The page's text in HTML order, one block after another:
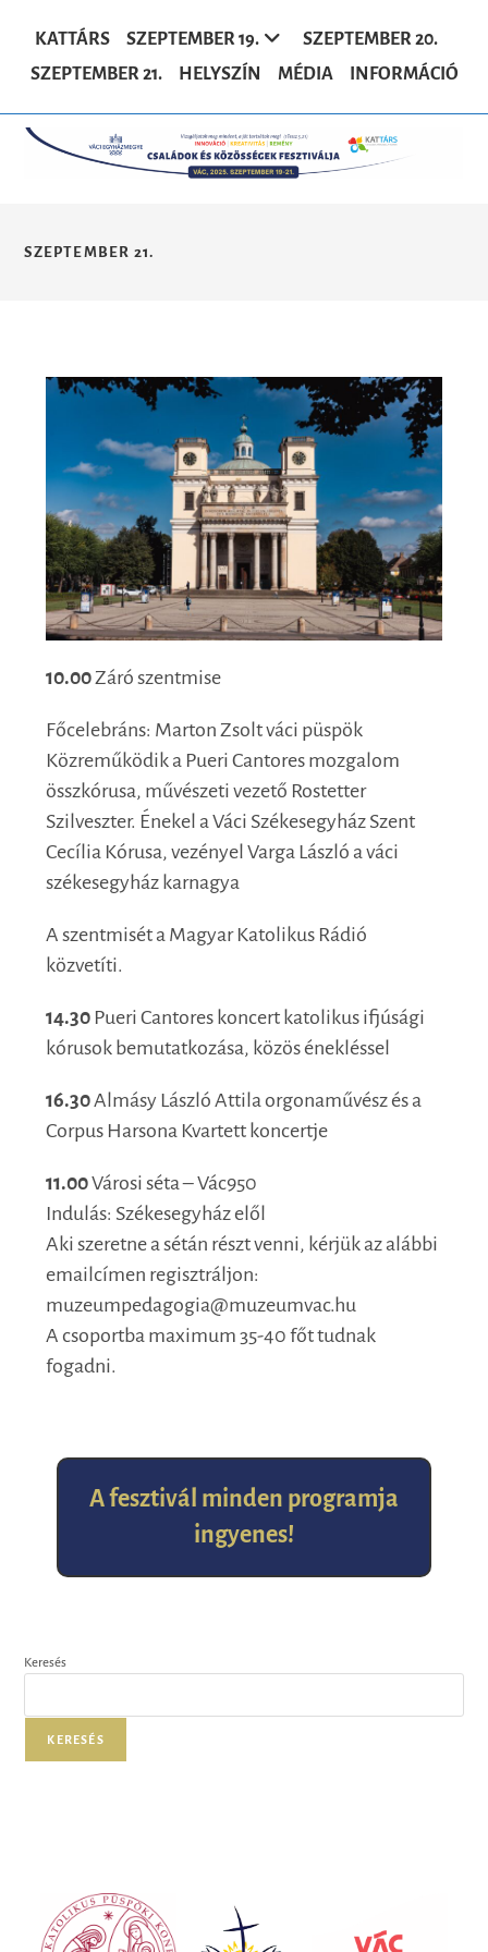
KATTÁRS SZEPTEMBER 19.
SZEPTEMBER 20.
SZEPTEMBER 21.
HELYSZÍN MÉDIA INFORMÁCIÓ
SZEPTEMBER 21.
10.00Záró szentmise
Főcelebráns: Marton Zsolt váci püspök
Közreműködik a Pueri Cantores mozgalom
összkórusa, művészeti vezető Rostetter
Szilveszter. Énekel a Váci Székesegyház Szent
Cecília Kórusa, vezényel Varga László a váci
székesegyház karnagya
A szentmisét a Magyar Katolikus Rádió
közvetíti.
14.30 Pueri Cantores koncert katolikus ifjúsági
kórusok bemutatkozása, közös énekléssel
16.30Almásy László Attila orgonaművész és a
Corpus Harsona Kvartett koncertje
11.00Városi séta – Vác950
Indulás: Székesegyház elől
Aki szeretne a sétán részt venni, kérjük az alábbi
emailcímen regisztráljon:
muzeumpedagogia@muzeumvac.hu
A csoportba maximum 35-40 főt tudnak
fogadni.
A fesztivál minden programja
ingyenes!
Keresés
KERESÉS